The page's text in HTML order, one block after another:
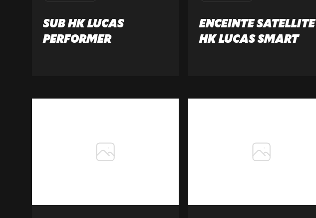
SUB HK LUCAS
PERFORMER
ENCEINTE SATELLITE
HK LUCAS SMART